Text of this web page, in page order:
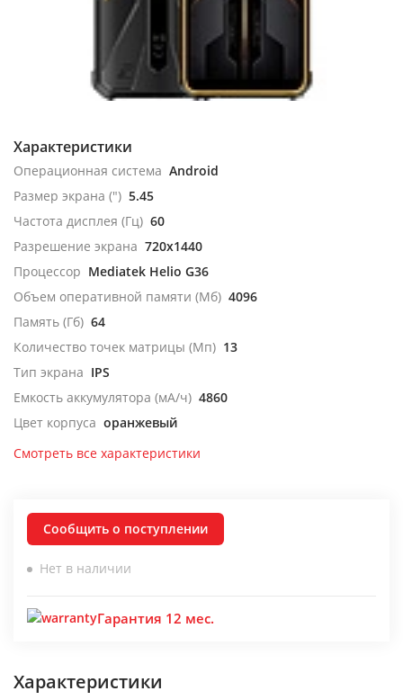
Характеристики
Операционная система Android
Размер экрана (") 5.45
Частота дисплея (Гц) 60
Разрешение экрана 720x1440
Процессор Mediatek Helio G36
Объем оперативной памяти (Мб) 4096
Память (Гб) 64
Количество точек матрицы (Мп) 13
Тип экрана IPS
Емкость аккумулятора (мА/ч) 4860
Цвет корпуса оранжевый
Смотреть все характеристики
Сообщить о поступлении
Нет в наличии
Гарантия 12 мес.
Характеристики